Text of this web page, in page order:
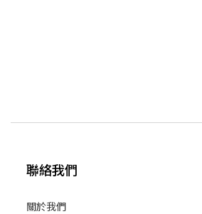
聯絡我們
關於我們